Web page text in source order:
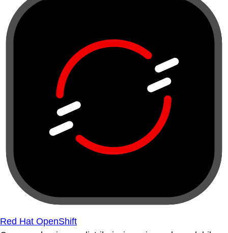
Red Hat OpenShift